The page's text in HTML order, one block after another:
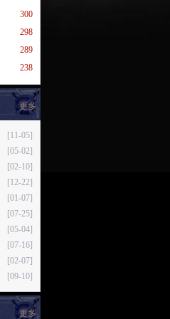
300
298
289
238
更多
[11-05]
[05-02]
[02-10]
[12-22]
[01-07]
[07-25]
[05-04]
[07-16]
[02-07]
[09-10]
更多